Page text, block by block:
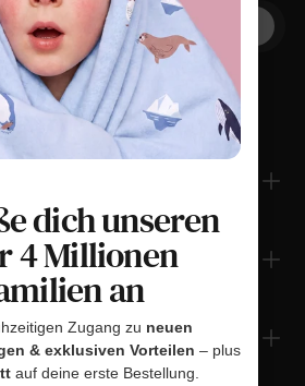
dich unseren
4 Millionen
an
Zugang zu neuen
& exklusiven Vorteilen – plus
auf deine erste Bestellung.